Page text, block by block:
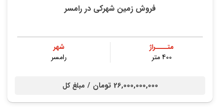
فروش زمین شهرکی در رامسر
متــــراژ
400 متر
شهر
رامسر
26,000,000,000 تومان / مبلغ کل